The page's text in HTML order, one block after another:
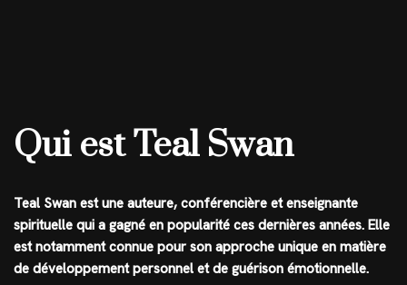
Qui est Teal Swan
Teal Swan est une auteure, conférencière et enseignante
spirituelle qui a gagné en popularité ces dernières années. Elle
est notamment connue pour son approche unique en matière
de développement personnel et de guérison émotionnelle.